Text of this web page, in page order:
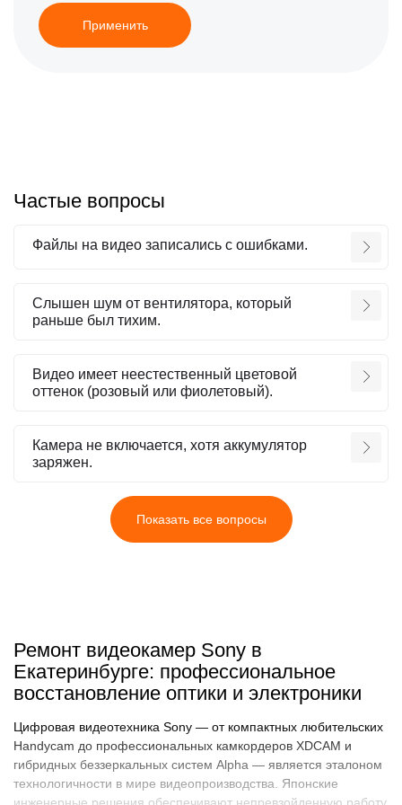
Применить
Частые вопросы
Файлы на видео записались с ошибками.
Слышен шум от вентилятора, который
раньше был тихим.
Видео имеет неестественный цветовой
оттенок (розовый или фиолетовый).
Камера не включается, хотя аккумулятор
заряжен.
Показать все вопросы
Ремонт видеокамер Sony в
Екатеринбурге: профессиональное
восстановление оптики и электроники
Цифровая видеотехника Sony — от компактных любительских
Handycam до профессиональных камкордеров XDCAM и
гибридных беззеркальных систем Alpha — является эталоном
технологичности в мире видеопроизводства. Японские